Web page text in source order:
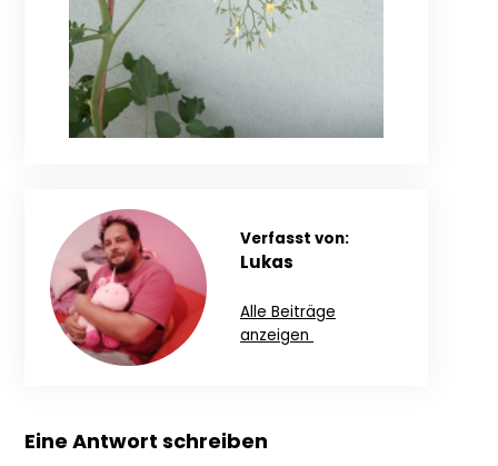
Verfasst von:
Lukas
Alle Beiträge
anzeigen
Eine Antwort schreiben